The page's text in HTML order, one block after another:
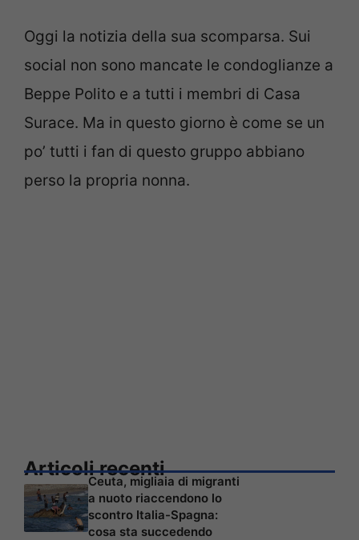
Oggi la notizia della sua scomparsa. Sui
social non sono mancate le condoglianze a
Beppe Polito e a tutti i membri di Casa
Surace. Ma in questo giorno è come se un
po’ tutti i fan di questo gruppo abbiano
perso la propria nonna.
Articoli recenti
Ceuta, migliaia di migranti
a nuoto riaccendono lo
scontro Italia-Spagna:
cosa sta succedendo